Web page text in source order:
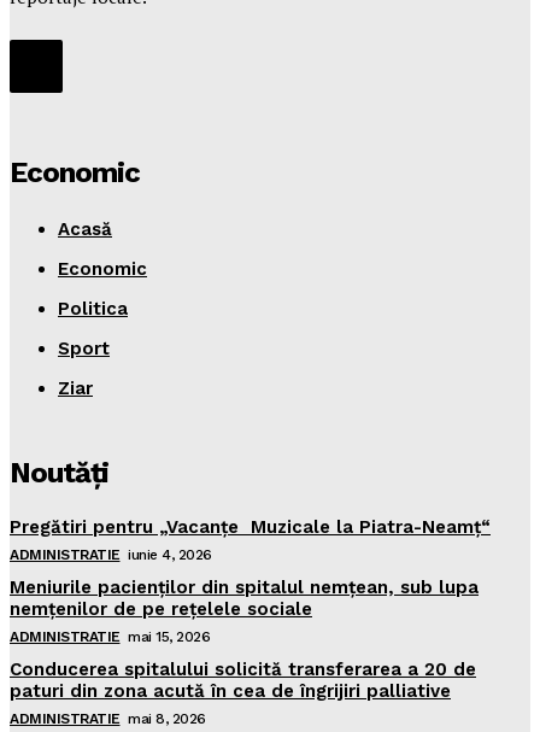
Economic
Acasă
Economic
Politica
Sport
Ziar
Noutăţi
Pregătiri pentru „Vacanţe Muzicale la Piatra-Neamţ“
ADMINISTRATIE iunie 4, 2026
Meniurile pacienţilor din spitalul nemţean, sub lupa
nemţenilor de pe reţelele sociale
ADMINISTRATIE mai 15, 2026
Conducerea spitalului solicită transferarea a 20 de
paturi din zona acută în cea de îngrijiri palliative
ADMINISTRATIE mai 8, 2026